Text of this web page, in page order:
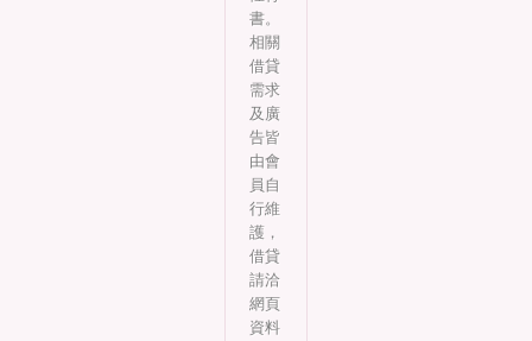
書。
相關
借貸
需求
及廣
告皆
由會
員自
行維
護，
借貸
請洽
網頁
資料